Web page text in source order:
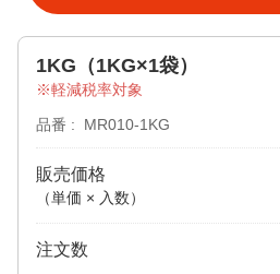
1KG（1KG×1袋）
軽減税率対象
品番 MR010-1KG
販売価格
（単価 × 入数）
注文数